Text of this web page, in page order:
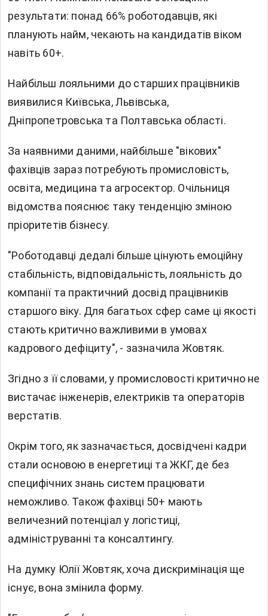
результати: понад 66% роботодавців, які
планують найм, чекають на кандидатів віком
навіть 60+.
Найбільш лояльними до старших працівників
виявилися Київська, Львівська,
Дніпропетровська та Полтавська області.
За наявними даними, найбільше "вікових"
фахівців зараз потребують промисловість,
освіта, медицина та агросектор. Очільниця
відомства пояснює таку тенденцію зміною
пріоритетів бізнесу.
"Роботодавці дедалі більше цінують емоційну
стабільність, відповідальність, лояльність до
компанії та практичний досвід працівників
старшого віку. Для багатьох сфер саме ці якості
стають критично важливими в умовах
кадрового дефіциту", - зазначила Жовтяк.
Згідно з її словами, у промисловості критично не
вистачає інженерів, електриків та операторів
верстатів.
Окрім того, як зазначається, досвідчені кадри
стали основою в енергетиці та ЖКГ, де без
специфічних знань систем працювати
неможливо. Також фахівці 50+ мають
величезний потенціал у логістиці,
адмініструванні та консалтингу.
На думку Юлії Жовтяк, хоча дискримінація ще
існує, вона змінила форму.